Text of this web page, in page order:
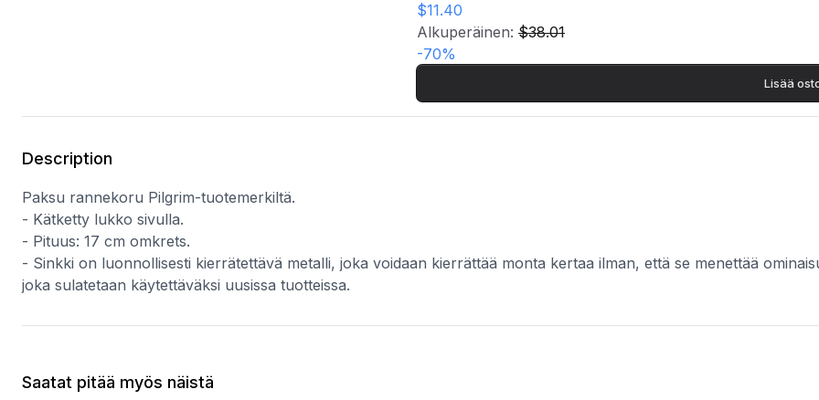
- Sinkki on luonnollisesti kierrätettävä metalli, joka voidaan
Kierrätetty sinkki valmistetaan metallijätteestä, joka sulatetaan
$11.40
Alkuperäinen: $38.01
-70%
Lisää
Description
Paksu rannekoru Pilgrim-tuotemerkiltä.
- Kätketty lukko sivulla.
- Pituus: 17 cm omkrets.
- Sinkki on luonnollisesti kierrätettävä metalli, joka voidaan kierrättää monta kertaa ilman, että se menettää
joka sulatetaan käytettäväksi uusissa tuotteissa.
Saatat pitää myös näistä